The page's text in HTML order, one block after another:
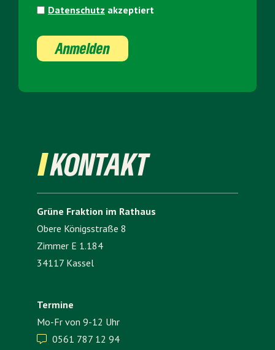
Datenschutz akzeptiert
Anmelden
KONTAKT
Grüne Fraktion im Rathaus
Obere Königsstraße 8
Zimmer E 1.184
34117 Kassel
Termine
Mo-Fr von 9-12 Uhr
 0561 787 12 94